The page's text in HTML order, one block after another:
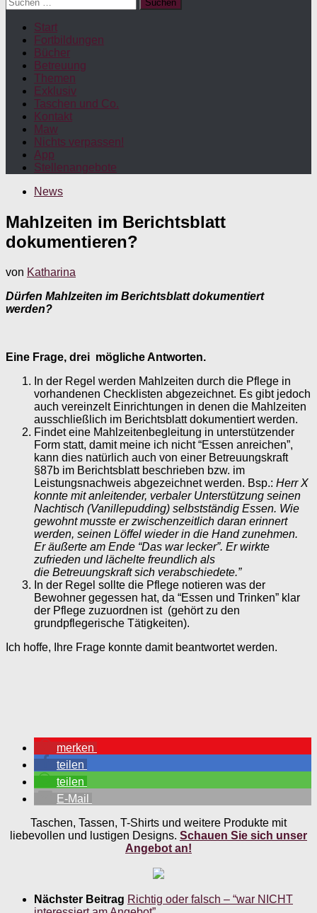
nach:
Start
Fortbildungen
Bücher
Betreuung
Themen
Exklusiv
Taschen und Co.
Kontakt
Maw
Nichts verpassen!
App
Stellenangebote
News
Mahlzeiten im Berichtsblatt
dokumentieren?
von Katharina
Dürfen Mahlzeiten im Berichtsblatt dokumentiert
werden?
Eine Frage, drei mögliche Antworten.
In der Regel werden Mahlzeiten durch die Pflege in
vorhandenen Checklisten abgezeichnet. Es gibt jedoch
auch vereinzelt Einrichtungen in denen die Mahlzeiten
ausschließlich im Berichtsblatt dokumentiert werden.
Findet eine Mahlzeitenbegleitung in unterstützender
Form statt, damit meine ich nicht “Essen anreichen”,
kann dies natürlich auch von einer Betreuungskraft
§87b im Berichtsblatt beschrieben bzw. im
Leistungsnachweis abgezeichnet werden. Bsp.: Herr X
konnte mit anleitender, verbaler Unterstützung seinen
Nachtisch (Vanillepudding) selbstständig Essen. Wie
gewohnt musste er zwischenzeitlich daran erinnert
werden, seinen Löffel wieder in die Hand zunehmen.
Er äußerte am Ende “Das war lecker”. Er wirkte
zufrieden und lächelte freundlich als
die Betreuungskraft sich verabschiedete.”
In der Regel sollte die Pflege notieren was der
Bewohner gegessen hat, da “Essen und Trinken” klar
der Pflege zuzuordnen ist (gehört zu den
grundpflegerische Tätigkeiten).
Ich hoffe, Ihre Frage konnte damit beantwortet werden.
merken
teilen
teilen
E-Mail
Taschen, Tassen, T-Shirts und weitere Produkte mit
liebevollen und lustigen Designs. Schauen Sie sich unser
Angebot an!
Nächster Beitrag Richtig oder falsch – “war NICHT